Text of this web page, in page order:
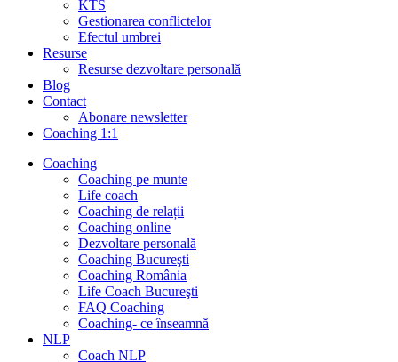
KTS
Gestionarea conflictelor
Efectul umbrei
Resurse
Resurse dezvoltare personală
Blog
Contact
Abonare newsletter
Coaching 1:1
Coaching
Coaching pe munte
Life coach
Coaching de relații
Coaching online
Dezvoltare personală
Coaching Bucureşti
Coaching România
Life Coach Bucureşti
FAQ Coaching
Coaching- ce înseamnă
NLP
Coach NLP